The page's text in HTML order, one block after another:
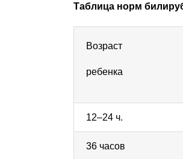
Таблица норм
Возраст
ребенка
12–24 ч.
36 часов